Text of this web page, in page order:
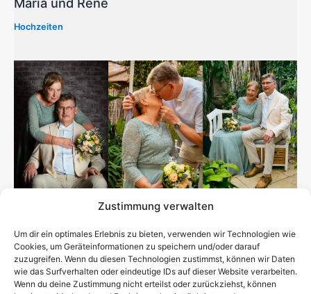
Zustimmung verwalten
Um dir ein optimales Erlebnis zu bieten, verwenden wir Technologien wie
Cookies, um Geräteinformationen zu speichern und/oder darauf
zuzugreifen. Wenn du diesen Technologien zustimmst, können wir Daten
wie das Surfverhalten oder eindeutige IDs auf dieser Website verarbeiten.
Wenn du deine Zustimmung nicht erteilst oder zurückziehst, können
Hochzeiten
Paarshooting für Verliebte
Hochzeiten ,Paare/ Anzug ,Kleid,romantisch,Studio ,
Traumgarten